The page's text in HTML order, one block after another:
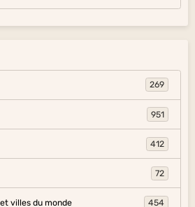
269
951
412
72
villes du monde 454